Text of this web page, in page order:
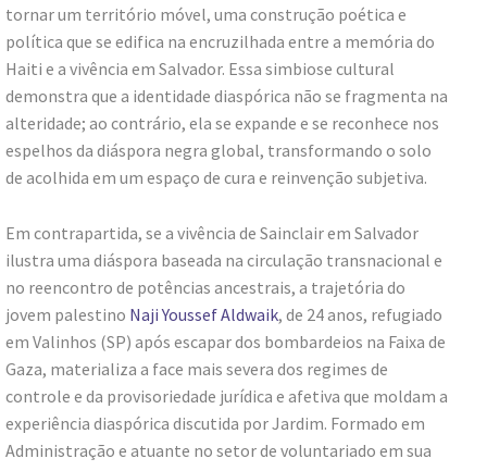
tornar um território móvel, uma construção poética e
política que se edifica na encruzilhada entre a memória do
Haiti e a vivência em Salvador. Essa simbiose cultural
demonstra que a identidade diaspórica não se fragmenta na
alteridade; ao contrário, ela se expande e se reconhece nos
espelhos da diáspora negra global, transformando o solo
de acolhida em um espaço de cura e reinvenção subjetiva.
Em contrapartida, se a vivência de Sainclair em Salvador
ilustra uma diáspora baseada na circulação transnacional e
no reencontro de potências ancestrais, a trajetória do
jovem palestino Naji Youssef Aldwaik, de 24 anos, refugiado
em Valinhos (SP) após escapar dos bombardeios na Faixa de
Gaza, materializa a face mais severa dos regimes de
controle e da provisoriedade jurídica e afetiva que moldam a
experiência diaspórica discutida por Jardim. Formado em
Administração e atuante no setor de voluntariado em sua